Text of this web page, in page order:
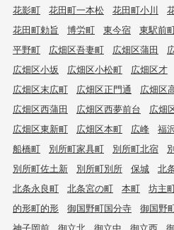
花影町
花田町一本松 花田町小川
花田町勅旨
博労町 東今宿 東駅前
平野町
広畑区吾妻町 広畑区蒲田
広畑区小坂
広畑区小松町 広畑区才
広畑区末広町
広畑区正門通 広畑区
広畑区西蒲田
広畑区西夢前台 広畑
広畑区東新町
広畑区本町 広峰 福
船橋町
別所町家具町 別所町北宿
別所町佐土新
別所町別所 保城 北
北条永良町
北条宮の町 本町 坊主
的形町的形
御国野町国分寺 御国野